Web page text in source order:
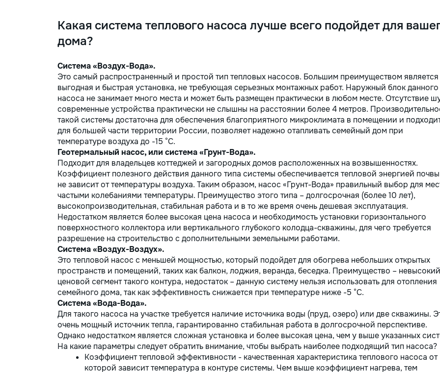
Какая система теплового насоса лучше всего подойдет для
дома?
Система «Воздух-Вода».
Это самый распространенный и простой тип тепловых насосов. Большим преимуществом является
выгодная и быстрая установка, не требующая серьезных монтажных работ. Наружный блок данного
насоса не занимает много места и может быть размещен практически в любом месте. Отсутствие
современные устройства практически не слышны на расстоянии более 4 метров.
такой системы достаточна для обеспечения благоприятного микроклимата в помещении и
для большей части территории России, позволяет надежно отапливать семейный дом при
температуре воздуха до -15 °C.
Геотермальный насос, или система «Грунт-Вода».
Подходит для владельцев коттеджей и загородных домов расположенных на возвышенностях.
Коэффициент полезного действия данного типа системы обеспечивается тепловой энергией
не зависит от температуры воздуха. Таким образом, насос «Грунт-Вода» правильный выбор для
частыми колебаниями температуры. Преимущество этого типа – долгосрочная (более 10 лет),
высокопроизводительная, стабильная работа и в то же время очень дешевая эксплуатация.
Недостатком является более высокая цена насоса и необходимость установки горизонтального
поверхностного коллектора или вертикального глубокого колодца-скважины, для чего требуется
разрешение на строительство с дополнительными земельными работами.
Система «Воздух-Воздух».
Это тепловой насос с меньшей мощностью, который подойдет для обогрева небольших открытых
пространств и помещений, таких как балкон, лоджия, веранда, беседка. Преимущество – невысокий
ценовой сегмент такого контура, недостаток – данную систему нельзя использовать для отопления
семейного дома, так как эффективность снижается при температуре ниже -5 °C.
Система «Вода-Вода».
Для такого насоса на участке требуется наличие источника воды (пруд, озеро) или две скважины.
очень мощный источник тепла, гарантированно стабильная работа в долгосрочной перспективе.
Однако недостатком является сложная установка и более высокая цена, чем у выше указанных
На какие параметры следует обратить внимание, чтобы выбрать наиболее подходящий тип насоса?
Коэффициент тепловой эффективности - качественная характеристика теплового насоса от
которой зависит температура в контуре системы. Чем выше коэффициент нагрева, тем